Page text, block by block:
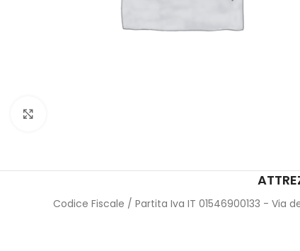
Codice Fiscale / Partita Iva IT 01546900133 - Via